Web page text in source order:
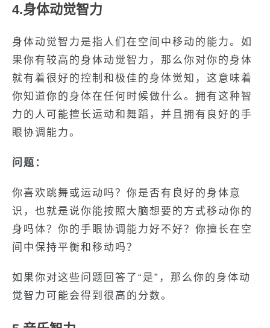
4.身体动觉智力
身体动觉智力是指人们在空间中移动的能力。如
果你有较高的身体动觉智力，那么你对你的身体
就有着很好的控制和极佳的身体觉知，这意味着
你知道你的身体在任何时候做什么。拥有这种智
力的人可能擅长运动和舞蹈，并且拥有良好的手
眼协调能力。
问题：
你喜欢跳舞或运动吗？你是否有良好的身体意
识，也就是说你能按照大脑想要的方式移动你的
身吗体？你的手眼协调能力好不好？你擅长在空
间中保持平衡和移动吗？
如果你对这些问题回答了“是”，那么你的身体动
觉智力可能会得到很高的分数。